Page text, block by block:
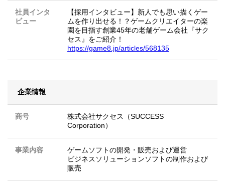
社員インタ
ビュー
【採用インタビュー】新人でも思い描くゲー
ムを作り出せる！？ゲームクリエイターの楽
園を目指す創業45年の老舗ゲーム会社『サク
セス』をご紹介！
https://game8.jp/articles/568135
企業情報
商号
株式会社サクセス（SUCCESS
Corporation）
事業内容
ゲームソフトの開発・販売および運営
ビジネスソリューションソフトの制作および
販売